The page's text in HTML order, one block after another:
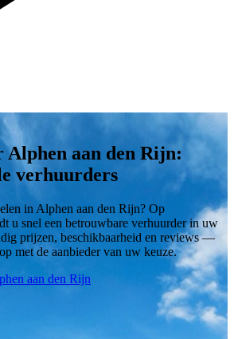
aan den Rijn:
verhuurders
in Alphen aan den Rijn? Op
u snel een betrouwbare verhuurder in uw
prijzen, beschikbaarheid en reviews —
met de aanbieder van uw keuze.
aan den Rijn